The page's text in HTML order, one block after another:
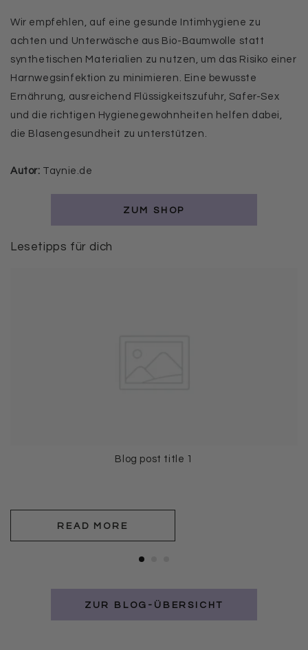
Wir empfehlen, auf eine gesunde Intimhygiene zu
achten und Unterwäsche aus Bio-Baumwolle statt
synthetischen Materialien zu nutzen, um das Risiko einer
Harnwegsinfektion zu minimieren. Eine bewusste
Ernährung, ausreichend Flüssigkeitszufuhr, Safer-Sex
und die richtigen Hygienegewohnheiten helfen dabei,
die Blasengesundheit zu unterstützen.
Autor: Taynie.de
ZUM SHOP
Lesetipps für dich
Blog post title 1
READ MORE
ZUR BLOG-ÜBERSICHT